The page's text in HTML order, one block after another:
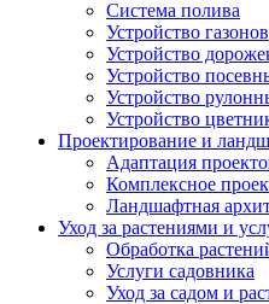
Система полива
Устройство газонов
Устройство
Устройство
Устройство
Устройство
Проектирование и
Адаптация
Комплексное
Ландшафтная
Уход за растениями и
Обработка
Услуги садовника
Уход за садом и